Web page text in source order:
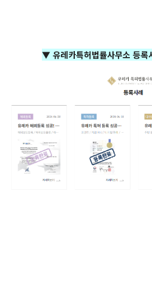
▼ 유레카특허법률사무소 등